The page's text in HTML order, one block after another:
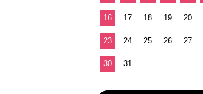
16 17 18 19 20
23 24 25 26 27
30 31